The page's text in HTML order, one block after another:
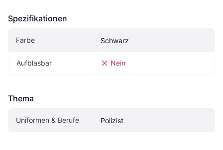
Spezifikationen
Farbe Schwarz
Aufblasbar Nein
Thema
Uniformen & Berufe Polizist